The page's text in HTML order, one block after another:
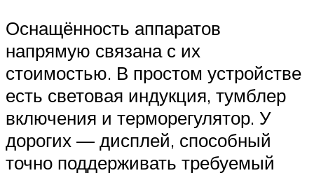
Оснащённость аппаратов
напрямую связана с их
стоимостью. В простом устройстве
есть световая индукция, тумблер
включения и терморегулятор. У
дорогих — дисплей, способный
точно поддерживать требуемый